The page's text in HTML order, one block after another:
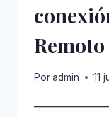
Poradmin 11